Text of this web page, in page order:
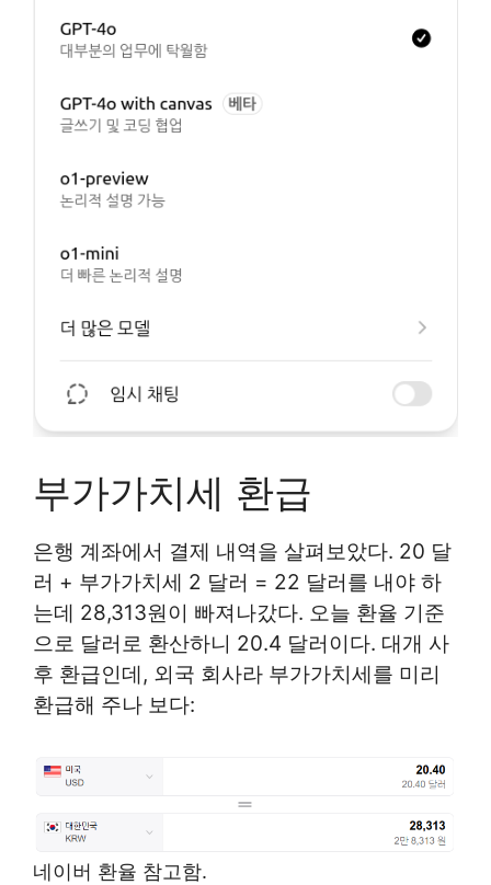
부가가치세 환급
은행 계좌에서 결제 내역을 살펴보았다. 20 달
러 + 부가가치세 2 달러 = 22 달러를 내야 하
는데 28,313원이 빠져나갔다. 오늘 환율 기준
으로 달러로 환산하니 20.4 달러이다. 대개 사
후 환급인데, 외국 회사라 부가가치세를 미리
환급해 주나 보다:
네이버 환율 참고함.